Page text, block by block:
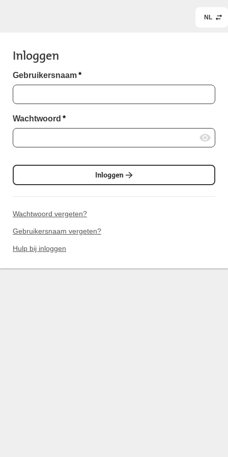
NL
Inloggen
Gebruikersnaam*
Wachtwoord *
Inloggen
Wachtwoord vergeten?
Gebruikersnaam vergeten?
Hulp bij inloggen